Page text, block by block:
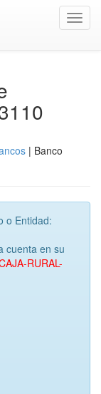
| Banco
o Entidad:
cuenta en su
RURAL-